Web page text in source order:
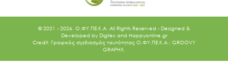
© 2021 - 2026. O.ΦΥ.ΠΕ.Κ.Α. All Rights Reserved - Designed &
Developed by Digilex and Happyonline.gr
Credit: Γραφικός σχεδιασμός ταυτότητας Ο.ΦΥ.ΠΕ.Κ.Α.: GROOVY
GRAPHX.